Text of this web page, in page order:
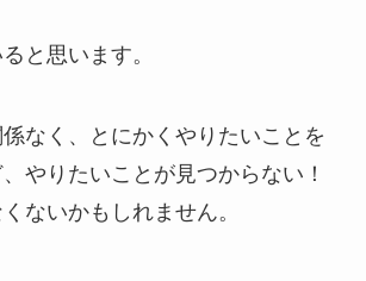
と思います。
なく、とにかくやりたいことを
やりたいことが見つからない！
ないかもしれません。